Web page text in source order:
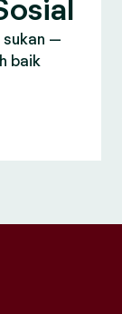
sukan —
baik